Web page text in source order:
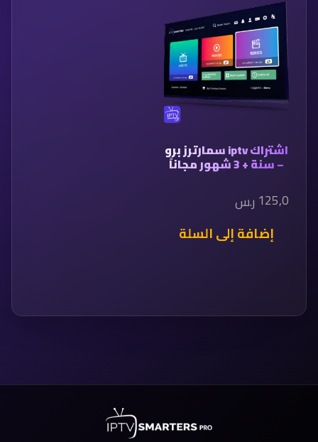
اشتراك iptv سمارترز برو
– سنة + 3 شهور مجاناً
125,0 ر.س
إضافة إلى السلة